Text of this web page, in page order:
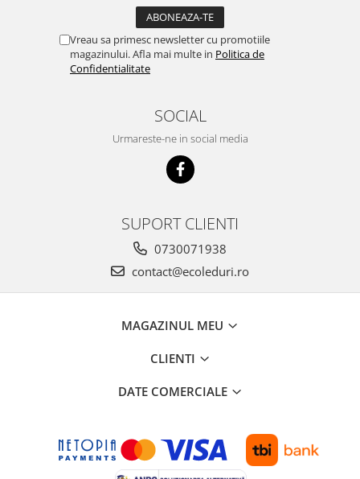
Vreau sa primesc newsletter cu promotiile
magazinului. Afla mai multe in Politica de
Confidentialitate
SOCIAL
Urmareste-ne in social media
SUPORT CLIENTI
0730071938
contact@ecoleduri.ro
MAGAZINUL MEU
CLIENTI
DATE COMERCIALE